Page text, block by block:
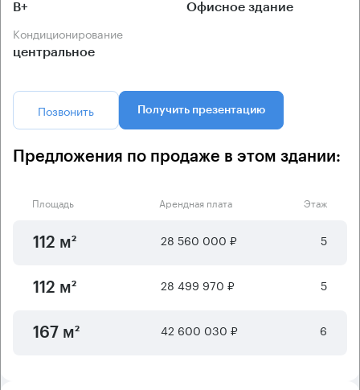
B+ Офисное здание
Кондиционирование
центральное
Позвонить Получить презентацию
Предложения по продаже в этом здании:
Площадь Арендная плата Этаж
112 м² 28 560 000 ₽ 5
112 м² 28 499 970 ₽ 5
167 м² 42 600 030 ₽ 6